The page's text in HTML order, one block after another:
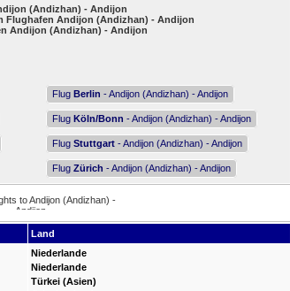
(Andizhan) - Andijon
Flughafen Andijon (Andizhan) - Andijon
Andijon (Andizhan) - Andijon
Flug Berlin - Andijon (Andizhan) - Andijon
Flug Köln/Bonn - Andijon (Andizhan) - Andijon
Flug Stuttgart - Andijon (Andizhan) - Andijon
Flug Zürich - Andijon (Andizhan) - Andijon
Land
Niederlande
Niederlande
Türkei (Asien)